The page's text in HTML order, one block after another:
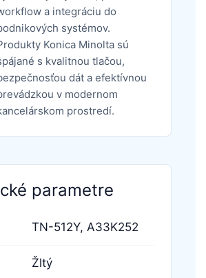
a integráciu do
systémov.
Konica Minolta sú
s kvalitnou tlačou,
dát a efektívnou
v modernom
prostredí.
parametre
TN-512Y, A33K252
Žltý